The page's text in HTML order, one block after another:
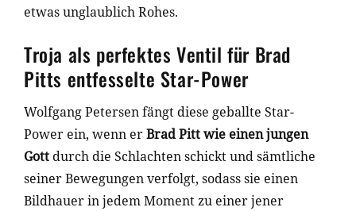
etwas unglaublich Rohes.
Troja als perfektes Ventil für Brad
Pitts entfesselte Star-Power
Wolfgang Petersen fängt diese geballte Star-
Power ein, wenn erBrad Pitt wie einen jungen
Gott durch die Schlachten schickt und sämtliche
seiner Bewegungen verfolgt, sodass sie einen
Bildhauer in jedem Moment zu einer jener